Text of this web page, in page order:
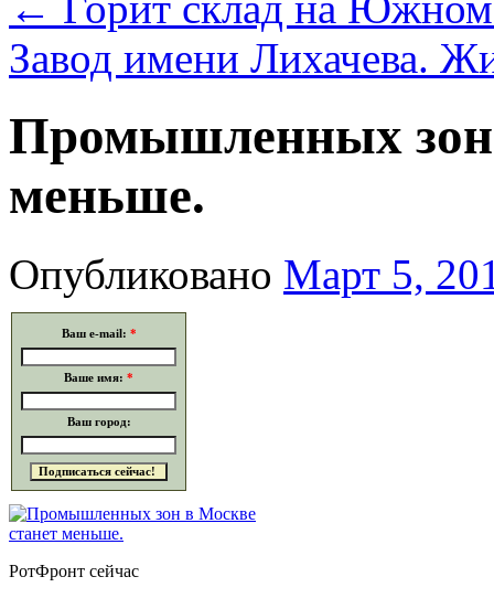
Завод имени Лихачева.
Промышленных зон
меньше.
Опубликовано Март 5,
Ваш e-mail: *
Ваше имя: *
Ваш город:
РотФронт сейчас